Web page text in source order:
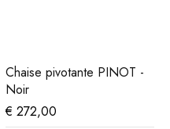
Chaise pivotante PINOT -
Noir
€ 272,00